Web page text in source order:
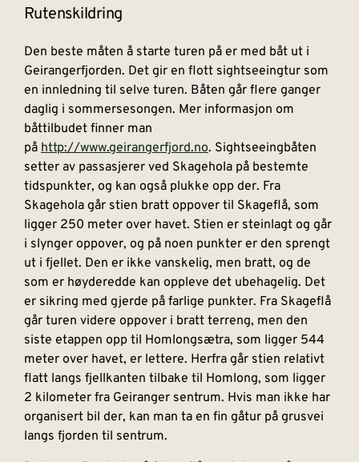
Rutenskildring
Den beste måten å starte turen på er med båt ut i
Geirangerfjorden. Det gir en flott sightseeingtur som
en innledning til selve turen. Båten går flere ganger
daglig i sommersesongen. Mer informasjon om
båttilbudet finner man
på http://www.geirangerfjord.no. Sightseeingbåten
setter av passasjerer ved Skagehola på bestemte
tidspunkter, og kan også plukke opp der. Fra
Skagehola går stien bratt oppover til Skageflå, som
ligger 250 meter over havet. Stien er steinlagt og går
i slynger oppover, og på noen punkter er den sprengt
ut i fjellet. Den er ikke vanskelig, men bratt, og de
som er høyderedde kan oppleve det ubehagelig. Det
er sikring med gjerde på farlige punkter. Fra Skageflå
går turen videre oppover i bratt terreng, men den
siste etappen opp til Homlongsætra, som ligger 544
meter over havet, er lettere. Herfra går stien relativt
flatt langs fjellkanten tilbake til Homlong, som ligger
2 kilometer fra Geiranger sentrum. Hvis man ikke har
organisert bil der, kan man ta en fin gåtur på grusvei
langs fjorden til sentrum.